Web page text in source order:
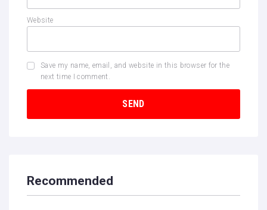
Website
Save my name, email, and website in this browser for the
next time I comment.
Recommended